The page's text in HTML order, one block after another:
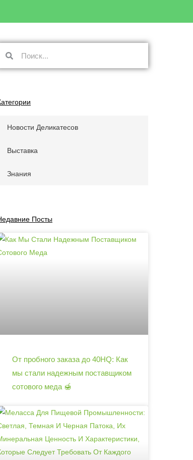
Новости Деликатесов
Выставка
Знания
Посты
От пробного заказа до 40HQ: Как
мы стали надежным поставщиком
сотового меда 🍯